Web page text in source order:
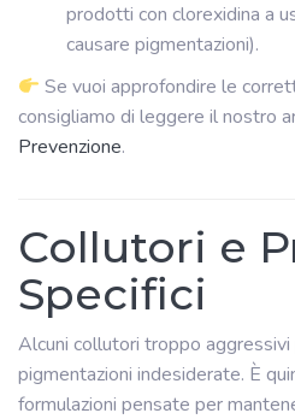
prodotti con clorexidina a
causare pigmentazioni).
Se vuoi approfondire le
consigliamo di leggere il nostro
Prevenzione.
Collutori e
Specifici
Alcuni collutori troppo aggressivi
pigmentazioni indesiderate. È
formulazioni pensate per